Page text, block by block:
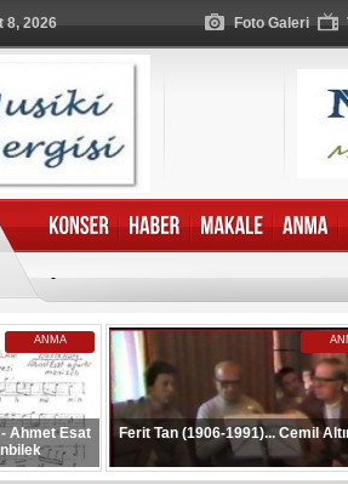
8, 2026 Foto Galeri
-
ANMA
- Ahmet Esat
Ferit Tan (1906-1991)... Cemil